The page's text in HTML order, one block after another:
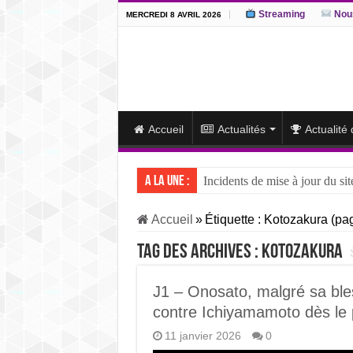
MERCREDI 8 AVRIL 2026 Streaming
Accueil Actualités Actualité
A la une :
Incidents de mise à jour du
J13 – Aonishiki conserve la
J12 – Aonishiki prend la tête
Accueil » Étiquette : Kotozakura
Tag des archives : Kotozakura
J1 – Onosato, malgré sa
contre Ichiyamamoto dès le
11 janvier 2026 0